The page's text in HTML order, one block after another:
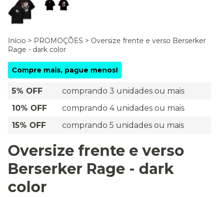
Início > PROMOÇÕES > Oversize frente e verso Berserker
Rage - dark color
Compre mais, pague menos!
5% OFF
comprando 3 unidades ou mais
10% OFF
comprando 4 unidades ou mais
15% OFF
comprando 5 unidades ou mais
Oversize frente e verso
Berserker Rage - dark
color